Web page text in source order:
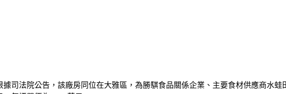
司法院公告，該廠房同位在大雅區，為勝騏食品關係企業、主要食材供應商水蛙